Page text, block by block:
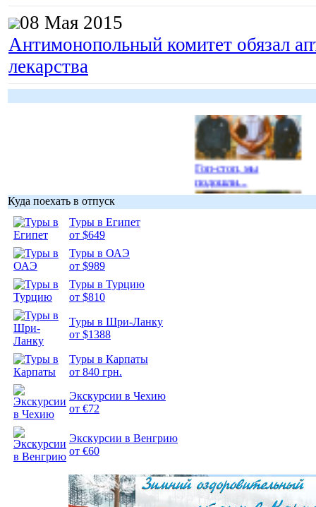
08 Мая 2015
Антимонопольный комитет обязал
лекарства
Гоп-стоп, мы
подошли...
Куда поехать в отпуск
Туры в Египет
от $649
Туры в ОАЭ
от $989
Туры в Турцию
от $810
Туры в Шри-Ланку
от $1388
Туры в Карпаты
от 840 грн.
Экскурсии в Чехию
от €72
Экскурсии в Венгрию
от €60